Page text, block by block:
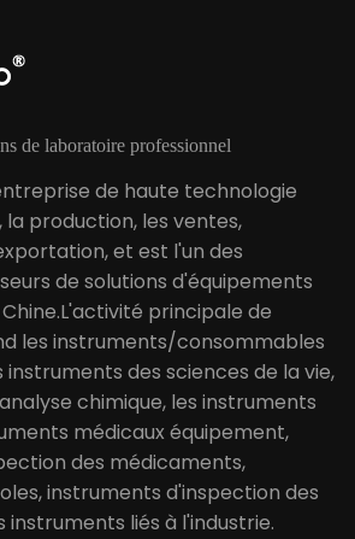
de laboratoire professionnel
de haute technologie
la production, les ventes,
et est l'un des
de solutions d'équipements
principale de
les instruments/consommables
des sciences de la vie,
chimique, les instruments
médicaux équipement,
des médicaments,
instruments d'inspection des
liés à l'industrie.